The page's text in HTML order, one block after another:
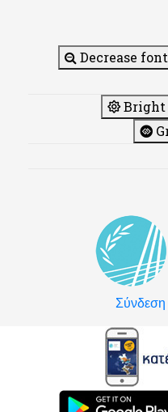
Decrease
Bright
Σύνδεση